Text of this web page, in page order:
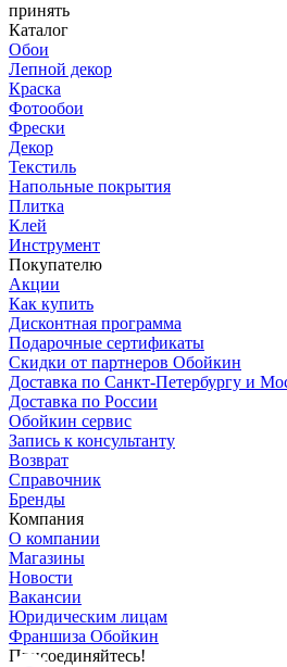
принять
Каталог
Обои
Лепной декор
Краска
Фотообои
Фрески
Декор
Текстиль
Напольные покрытия
Плитка
Клей
Инструмент
Покупателю
Акции
Как купить
Дисконтная программа
Подарочные сертификаты
Скидки от партнеров Обойкин
Доставка по Санкт-Петербургу и
Доставка по России
Обойкин сервис
Запись к консультанту
Возврат
Справочник
Бренды
Компания
О компании
Магазины
Новости
Вакансии
Юридическим лицам
Франшиза Обойкин
Присоединяйтесь!